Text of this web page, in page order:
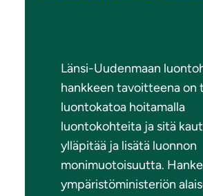
Länsi-Uudenmaan
hankkeen tavoitteena on
luontokatoa hoitamalla
luontokohteita ja sitä
ylläpitää ja lisätä luonnon
monimuotoisuutta.
ympäristöministeriön